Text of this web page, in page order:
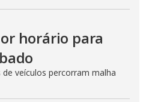
horário para
veículos percorram malha